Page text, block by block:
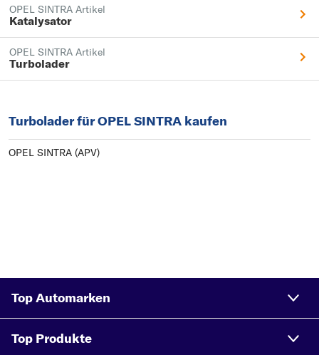
OPEL SINTRA Artikel
Katalysator
OPEL SINTRA Artikel
Turbolader
Turbolader für OPEL SINTRA kaufen
OPEL SINTRA (APV)
Top Automarken
Top Produkte